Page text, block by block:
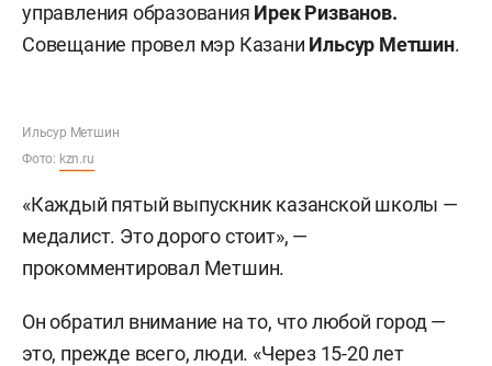
управления образования Ирек Ризванов.
Совещание провел мэр Казани Ильсур Метшин.
Ильсур Метшин
Фото: kzn.ru
«Каждый пятый выпускник казанской школы —
медалист. Это дорого стоит», —
прокомментировал Метшин.
Он обратил внимание на то, что любой город —
это, прежде всего, люди. «Через 15-20 лет